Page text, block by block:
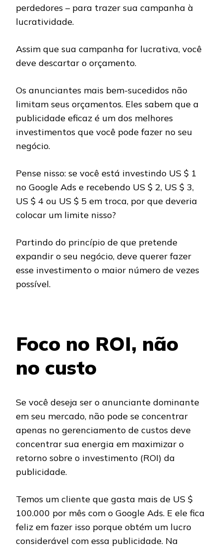
perdedores – para trazer sua campanha à
lucratividade.
Assim que sua campanha for lucrativa, você
deve descartar o orçamento.
Os anunciantes mais bem-sucedidos não
limitam seus orçamentos. Eles sabem que a
publicidade eficaz é um dos melhores
investimentos que você pode fazer no seu
negócio.
Pense nisso: se você está investindo US $ 1
no Google Ads e recebendo US $ 2, US $ 3,
US $ 4 ou US $ 5 em troca, por que deveria
colocar um limite nisso?
Partindo do princípio de que pretende
expandir o seu negócio, deve querer fazer
esse investimento o maior número de vezes
possível.
Foco no ROI, não
no custo
Se você deseja ser o anunciante dominante
em seu mercado, não pode se concentrar
apenas no gerenciamento de custos deve
concentrar sua energia em maximizar o
retorno sobre o investimento (ROI) da
publicidade.
Temos um cliente que gasta mais de US $
100.000 por mês com o Google Ads. E ele fica
feliz em fazer isso porque obtém um lucro
considerável com essa publicidade. Na